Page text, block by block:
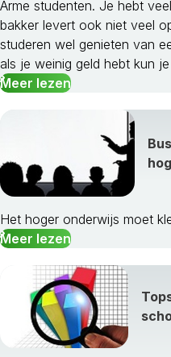
Arme studenten. Je hebt
bakker levert ook niet veel
studeren wel genieten van
als je weinig geld hebt kun
Meer lezen
Het hoger onderwijs moet
Meer lezen